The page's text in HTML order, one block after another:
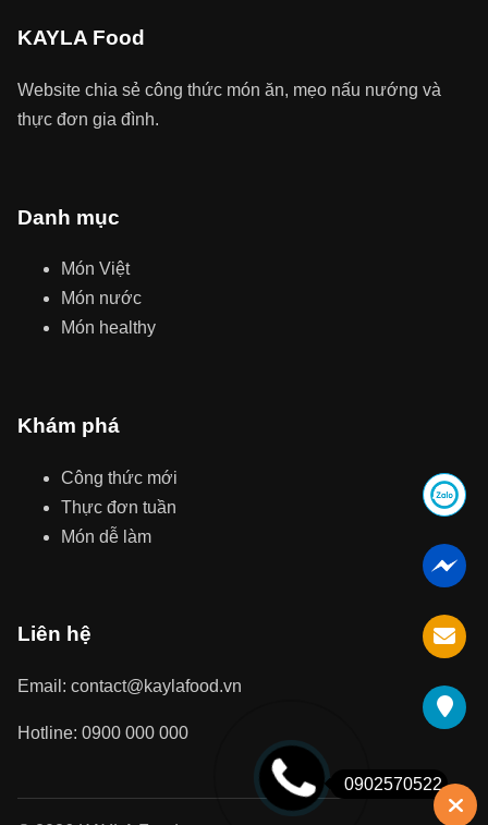
KAYLA Food
Website chia sẻ công thức món ăn, mẹo nấu nướng và
thực đơn gia đình.
Danh mục
Món Việt
Món nước
Món healthy
Khám phá
Công thức mới
Thực đơn tuần
Món dễ làm
Liên hệ
Email: contact@kaylafood.vn
Hotline: 0900 000 000
0902570522